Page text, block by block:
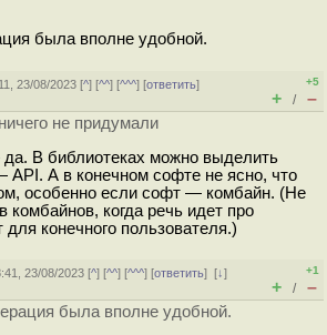
была вполне удобной.
23/08/2023 [^] [^^] [^^^] [ответить]
+5
+ / –
не придумали
В библиотеках можно выделить
API. А в конечном софте не ясно, что
особенно если софт — комбайн. (Не
комбайнов, когда речь идет про
для конечного пользователя.)
23/08/2023 [^] [^^] [^^^] [ответить][↓]
+1
+ / –
была вполне удобной.